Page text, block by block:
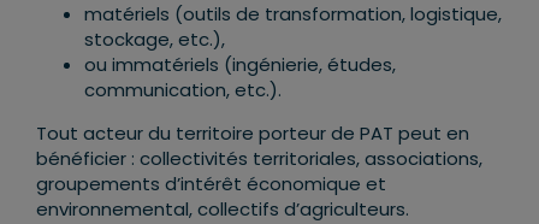
matériels (outils de transformation, logistique,
stockage, etc.),
ou immatériels (ingénierie, études,
communication, etc.).
Tout acteur du territoire porteur de PAT peut en
bénéficier : collectivités territoriales, associations,
groupements d’intérêt économique et
environnemental, collectifs d’agriculteurs.